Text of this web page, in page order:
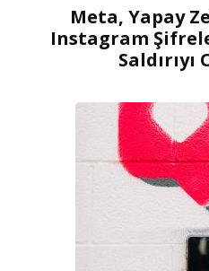
Meta, Yapay
Instagram
Saldırıyı